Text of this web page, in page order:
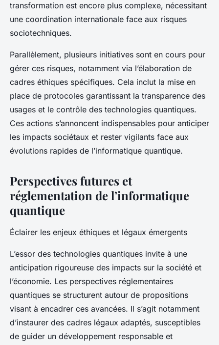
transformation est encore plus complexe, nécessitant
une coordination internationale face aux risques
sociotechniques.
Parallèlement, plusieurs initiatives sont en cours pour
gérer ces risques, notamment via l’élaboration de
cadres éthiques spécifiques. Cela inclut la mise en
place de protocoles garantissant la transparence des
usages et le contrôle des technologies quantiques.
Ces actions s’annoncent indispensables pour anticiper
les impacts sociétaux et rester vigilants face aux
évolutions rapides de l’informatique quantique.
Perspectives futures et
réglementation de l’informatique
quantique
Éclairer les enjeux éthiques et légaux émergents
L’essor des technologies quantiques invite à une
anticipation rigoureuse des impacts sur la société et
l’économie. Les perspectives réglementaires
quantiques se structurent autour de propositions
visant à encadrer ces avancées. Il s’agit notamment
d’instaurer des cadres légaux adaptés, susceptibles
de guider un développement responsable et